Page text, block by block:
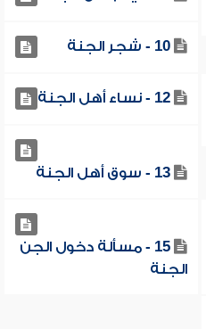
10 - شجر الجنة
12 - نساء أهل الجنة
13 - سوق أهل الجنة
15 - مسألة دخول الجن
الجنة